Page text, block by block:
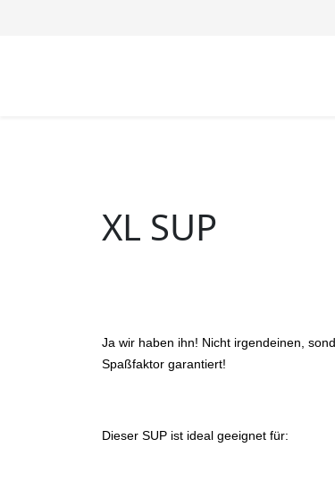
XL SUP
Ja wir haben ihn! Nicht irgendeinen,
Spaßfaktor garantiert!
Dieser SUP ist ideal geeignet für: